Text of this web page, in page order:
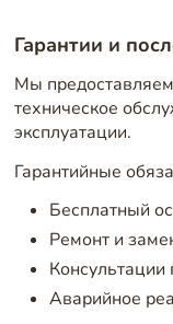
Гарантии и
Мы
техническое
эксплуатации.
Гарантийные
Бесплатный
Ремонт и
Консультации
Аварийное